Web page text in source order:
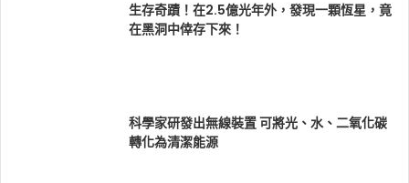
生存奇蹟！在2.5億光年外，發現一顆恆星，竟
在黑洞中倖存下來！
科學家研發出無線裝置 可將光、水、二氧化碳
轉化為清潔能源